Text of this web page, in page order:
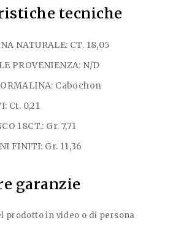
tecniche
NATURALE: CT. 18,05
PROVENIENZA: N/D
Cabochon
Ct. 0,21
18CT.: Gr. 7,71
FINITI: Gr. 11,36
garanzie
prodotto in video o di persona